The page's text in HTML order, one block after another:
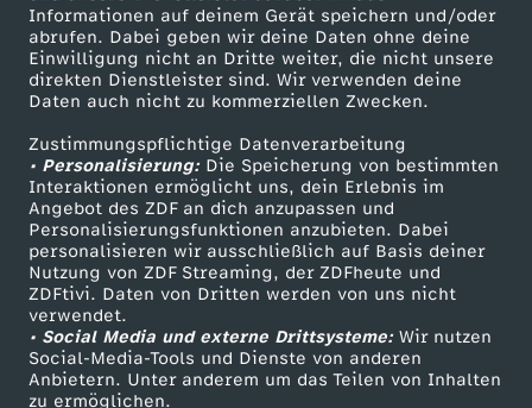
Informationen auf deinem Gerät speichern und/oder
abrufen. Dabei geben wir deine Daten ohne deine
Einwilligung nicht an Dritte weiter, die nicht unsere
direkten Dienstleister sind. Wir verwenden deine
Daten auch nicht zu kommerziellen Zwecken.
Zustimmungspflichtige Datenverarbeitung
• Personalisierung:Die Speicherung von bestimmten
Interaktionen ermöglicht uns, dein Erlebnis im
Angebot des ZDF an dich anzupassen und
Personalisierungsfunktionen anzubieten. Dabei
personalisieren wir ausschließlich auf Basis deiner
Nutzung von ZDF Streaming, der ZDFheute und
ZDFtivi. Daten von Dritten werden von uns nicht
verwendet.
• Social Media und externe Drittsysteme:Wir nutzen
Social-Media-Tools und Dienste von anderen
Anbietern. Unter anderem um das Teilen von Inhalten
zu ermöglichen.
0
1
9
-
S
a
u
ZDF-Apps
Smart TV
ZDFtext
Livestreams
Sendungen A-Z
TV-Programm
ZDFmitreden
Kontakt zum ZDF
Tickets
Zuschauerservice
Hilfe
ZDF Unternehmen
Karriere